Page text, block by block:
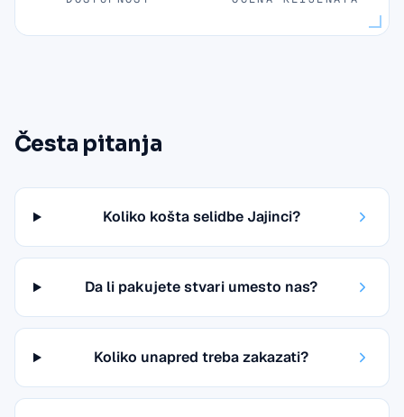
Česta pitanja
Koliko košta selidbe Jajinci?
Da li pakujete stvari umesto nas?
Koliko unapred treba zakazati?